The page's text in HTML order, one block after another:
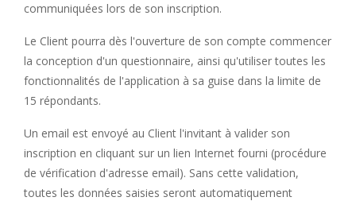
communiquées lors de son inscription.
Le Client pourra dès l'ouverture de son compte commencer
la conception d'un questionnaire, ainsi qu'utiliser toutes les
fonctionnalités de l'application à sa guise dans la limite de
15 répondants.
Un email est envoyé au Client l'invitant à valider son
inscription en cliquant sur un lien Internet fourni (procédure
de vérification d'adresse email). Sans cette validation,
toutes les données saisies seront automatiquement